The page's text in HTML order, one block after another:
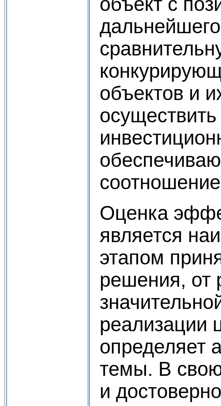
объектов и
Оценка
является
этапом
решения, от
реализации
определяет
темы. В свою
и